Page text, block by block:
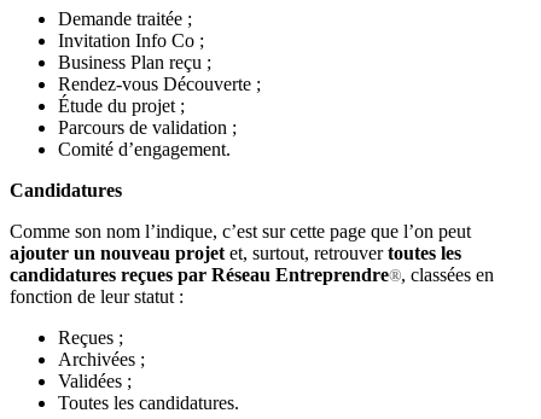
Demande traitée ;
Invitation Info Co ;
Business Plan reçu ;
Rendez-vous Découverte ;
Étude du projet ;
Parcours de validation ;
Comité d’engagement.
Candidatures
Comme son nom l’indique, c’est sur cette page que l’on peut
ajouter un nouveau projet et, surtout, retrouvertoutes les
candidatures reçues par Réseau Entreprendre®, classées en
fonction de leur statut :
Reçues ;
Archivées ;
Validées ;
Toutes les candidatures.